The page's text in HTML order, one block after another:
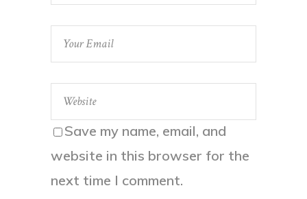
Save my name, email, and
website in this browser for the
next time I comment.